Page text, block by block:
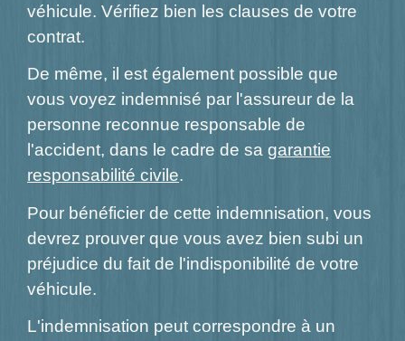
véhicule. Vérifiez bien les clauses de votre
contrat.
De même, il est également possible que
vous voyez indemnisé par l'assureur de la
personne reconnue responsable de
l'accident, dans le cadre de sa garantie
responsabilité civile.
Pour bénéficier de cette indemnisation, vous
devrez prouver que vous avez bien subi un
préjudice du fait de l'indisponibilité de votre
véhicule.
L'indemnisation peut correspondre à un